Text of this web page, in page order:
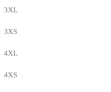
3XL
3XS
4XL
4XS